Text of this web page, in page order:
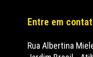
Entre em
Rua Albertina